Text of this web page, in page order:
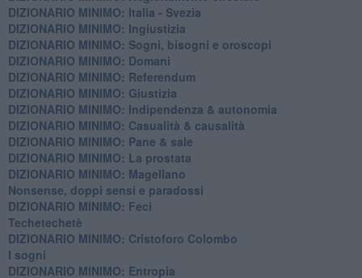
DIZIONARIO MINIMO: Italia - Svezia
DIZIONARIO MINIMO: ​Ingiustizia
DIZIONARIO MINIMO: ​Sogni, bisogni e oroscopi
DIZIONARIO MINIMO: Domani
DIZIONARIO MINIMO: Referendum
DIZIONARIO MINIMO: Giustizia
DIZIONARIO MINIMO: ​Indipendenza & autonomia
DIZIONARIO MINIMO: ​Casualità & causalità
​DIZIONARIO MINIMO: Pane & sale
DIZIONARIO MINIMO: La prostata
​DIZIONARIO MINIMO: Magellano
Nonsense, doppi sensi e paradossi
DIZIONARIO MINIMO: Feci
Techetechetè
DIZIONARIO MINIMO: Cristoforo Colombo
I sogni
DIZIONARIO MINIMO: Entropia